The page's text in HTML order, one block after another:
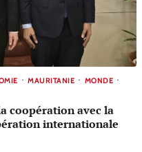
MAURITANIE
MONDE
coopération avec la
internationale